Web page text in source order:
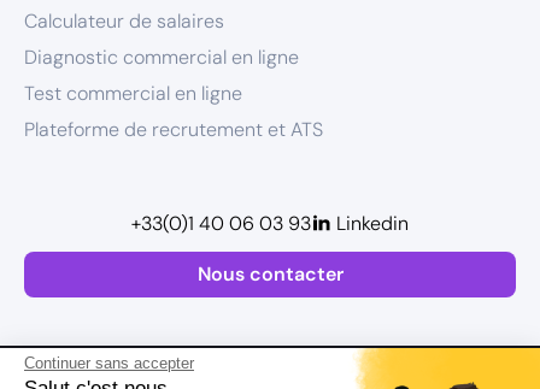
Continuer sans accepter
Calculateur de salaires
Diagnostic commercial en ligne
Test commercial en ligne
Plateforme de recrutement et ATS
Nous contacter
+33(0)1 40 06 03 93 Linkedin